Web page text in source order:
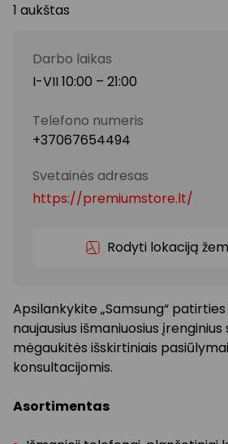
1 aukštas
Darbo laikas
I-VII 10:00 – 21:00
Telefono numeris
+37067654494
Svetainės adresas
https://premiumstore.lt/
Rodyti lokaciją
Apsilankykite „Samsung“
naujausius išmaniuosius
mėgaukitės išskirtiniais
konsultacijomis.
Asortimentas